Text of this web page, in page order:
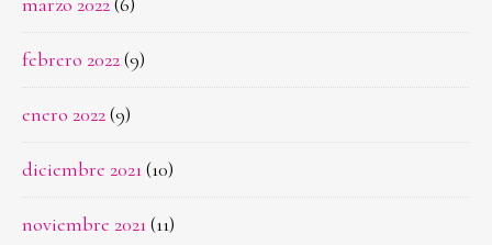
febrero 2022(9)
enero 2022(9)
diciembre 2021(10)
noviembre 2021(11)